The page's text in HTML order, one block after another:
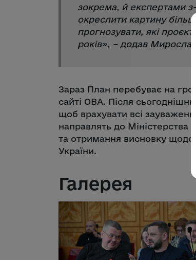
зокрема, й експертами
окреслити картину
прогнозувати, які
років», – додав
Зараз План перебуває на
сайті ОВА. Після
щоб врахувати всі
направлять до Міністерства
та отримання висновку щодо
України.
Галерея